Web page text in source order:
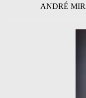
ANDRÉ